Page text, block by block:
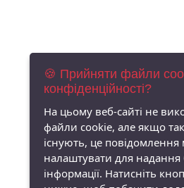
🍪 Прийняти файли
конфіденційності?
На цьому веб-сайті не
файли cookie, але якщо
існують, це
налаштувати для надання
інформації. Натисніть